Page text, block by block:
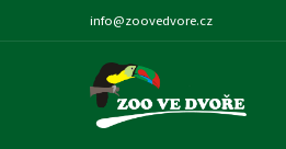
info@zoovedvore.cz